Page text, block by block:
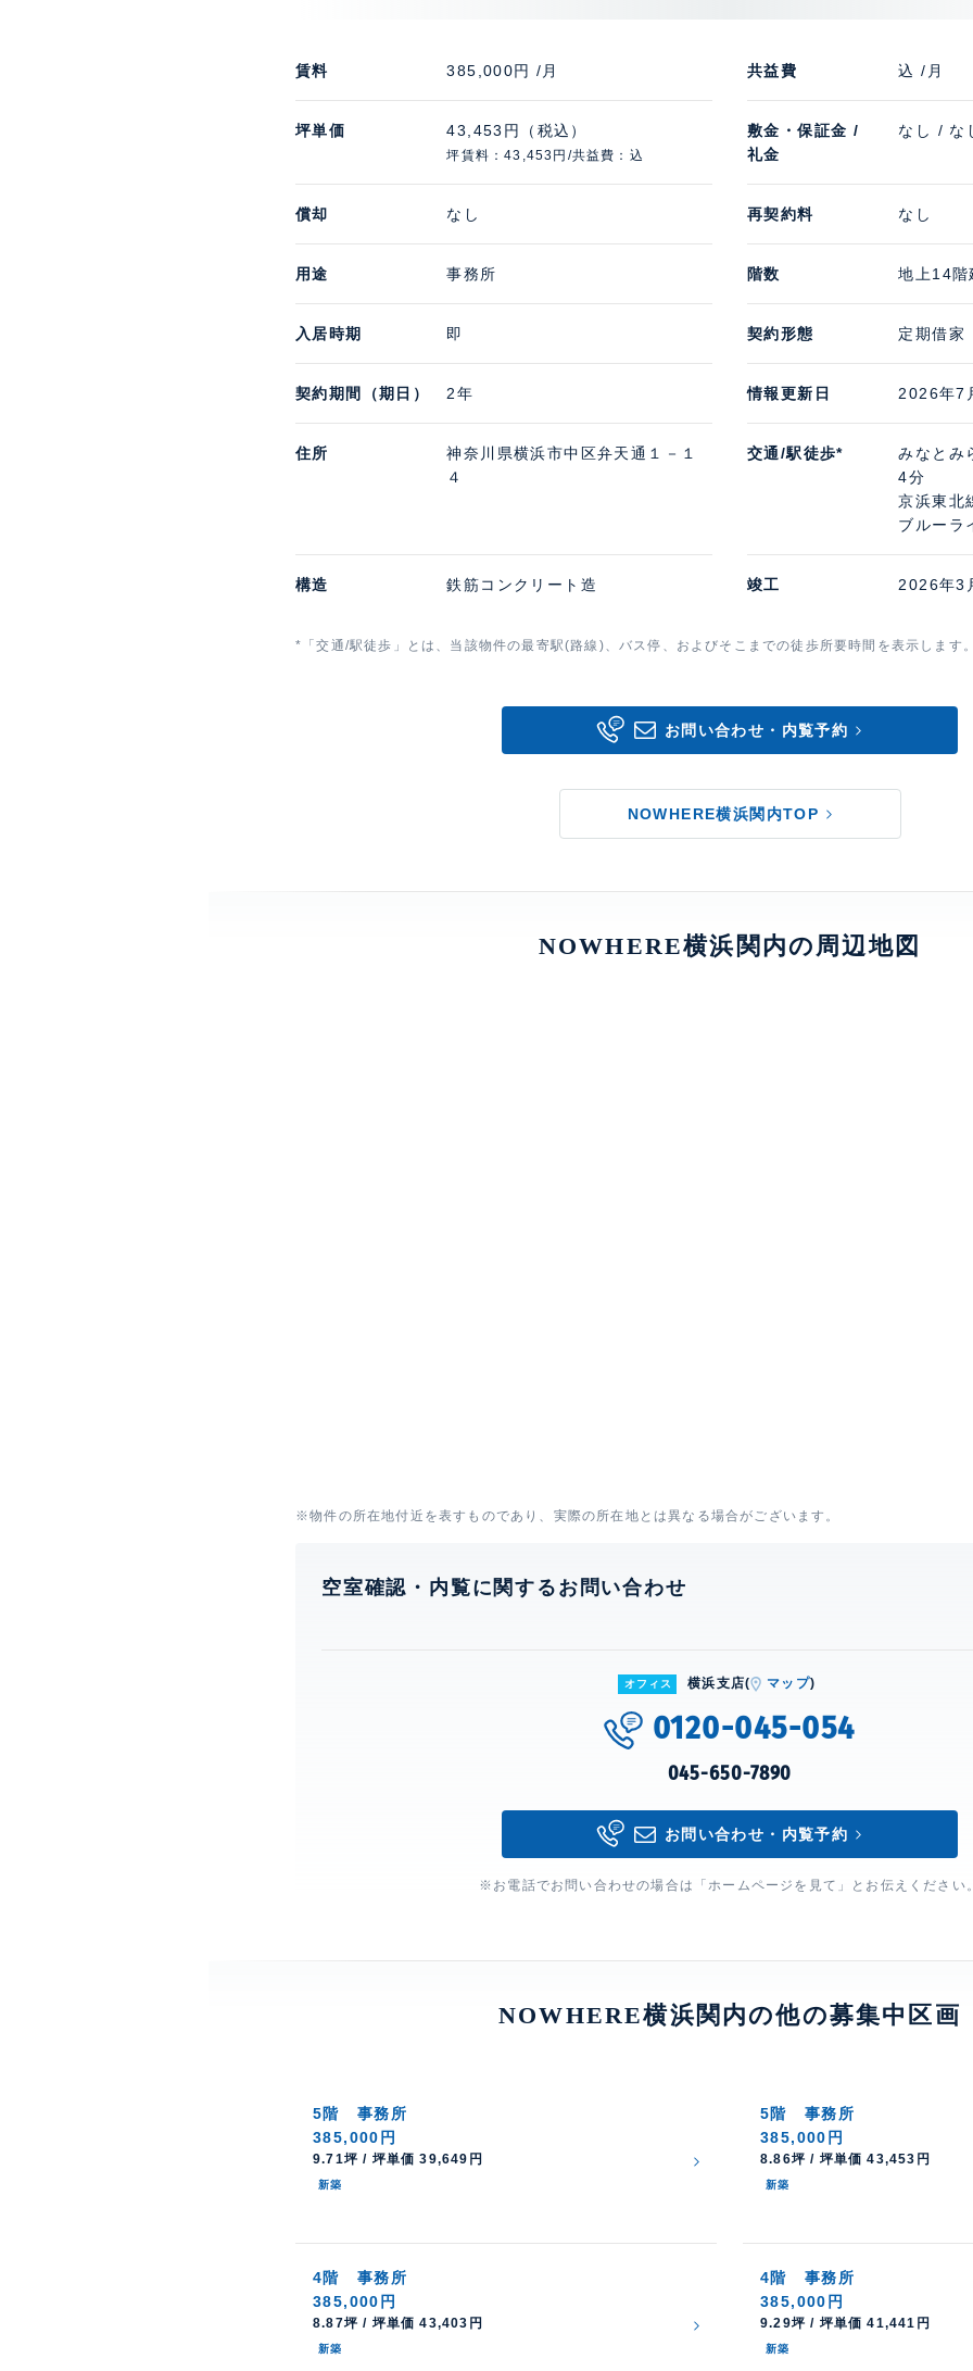
賃料 385,000円 /月 共益費 込 /月
坪単価 43,453円（税込）
坪賃料：43,453円/共益費：込
敷金・保証金 /
礼金
なし / な
償却 なし 再契約料 なし
用途 事務所 階数 地上14
入居時期 即 契約形態 定期借家
契約期間（期日） 2年 情報更新日 2026年7
住所
神奈川県横浜市中区弁天通１－１
４
交通/駅徒歩*
みなとみ
4分
京浜東北
ブルーラ
構造 鉄筋コンクリート造 竣工 2026年3
*「交通/駅徒歩」とは、当該物件の最寄駅(路線)、バス停、およびそこまでの徒歩所要時間を表示します
お問い合わせ・内覧予約
NOWHERE横浜関内TOP
NOWHERE横浜関内の周辺地図
※物件の所在地付近を表すものであり、実際の所在地とは異なる場合がございます。
空室確認・内覧に関するお問い合わせ
オフィス 横浜支店( マップ)
0120-045-054
045-650-7890
お問い合わせ・内覧予約
※お電話でお問い合わせの場合は「ホームページを見て」とお伝えください
NOWHERE横浜関内の他の募集中区画
5階 事務所
385,000円
9.71坪 / 坪単価 39,649円
新築
5階 事務所
385,000円
8.86坪 / 坪単価 43,453円
新築
4階 事務所
385,000円
8.87坪 / 坪単価 43,403円
新築
4階 事務所
385,000円
9.29坪 / 坪単価 41,441円
新築